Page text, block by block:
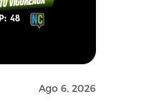
Ago 6, 2026